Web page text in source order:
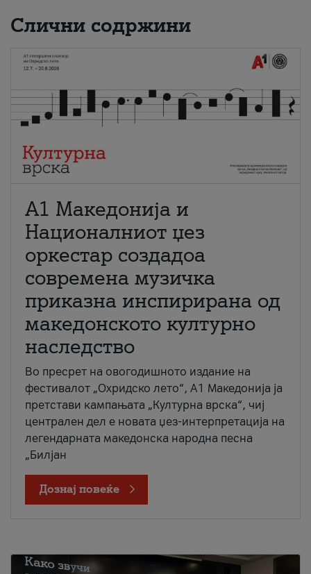
Слични содржини
А1 Македонија и
Националниот џез
оркестар создадоа
современа музичка
приказна инспирирана од
македонското културно
наследство
Во пресрет на овогодишното издание на
фестивалот „Охридско лето“, А1 Македонија ја
претстави кампањата „Културна врска“, чиј
централен дел е новата џез-интерпретација на
легендарната македонска народна песна
„Билјан
Дознај повеќе